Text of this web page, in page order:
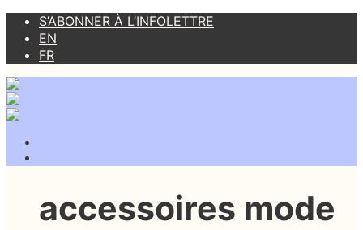
S’ABONNER À L’INFOLETTRE
EN
FR
accessoires mode